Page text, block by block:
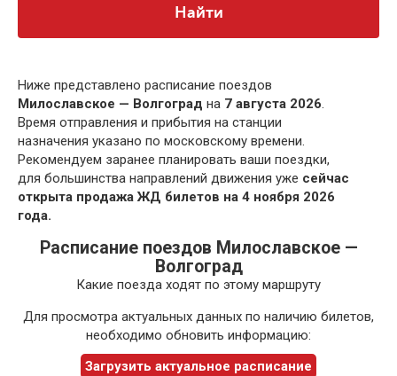
Найти
Ниже представлено расписание поездов
Милославское — Волгоград на 7 августа 2026.
Время отправления и прибытия на станции
назначения указано по московскому времени.
Рекомендуем заранее планировать ваши поездки,
для большинства направлений движения уже сейчас
открыта продажа ЖД билетов на 4 ноября 2026
года.
Расписание поездов Милославское —
Волгоград
Какие поезда ходят по этому маршруту
Для просмотра актуальных данных по наличию билетов,
необходимо обновить информацию:
Загрузить актуальное расписание